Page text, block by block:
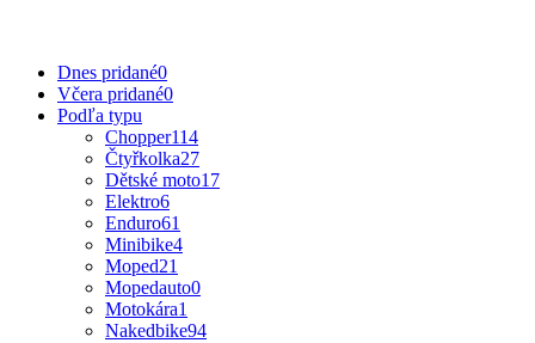
Dnes pridané0
Včera pridané0
Podľa typu
Chopper114
Čtyřkolka27
Dětské moto17
Elektro6
Enduro61
Minibike4
Moped21
Mopedauto0
Motokára1
Nakedbike94